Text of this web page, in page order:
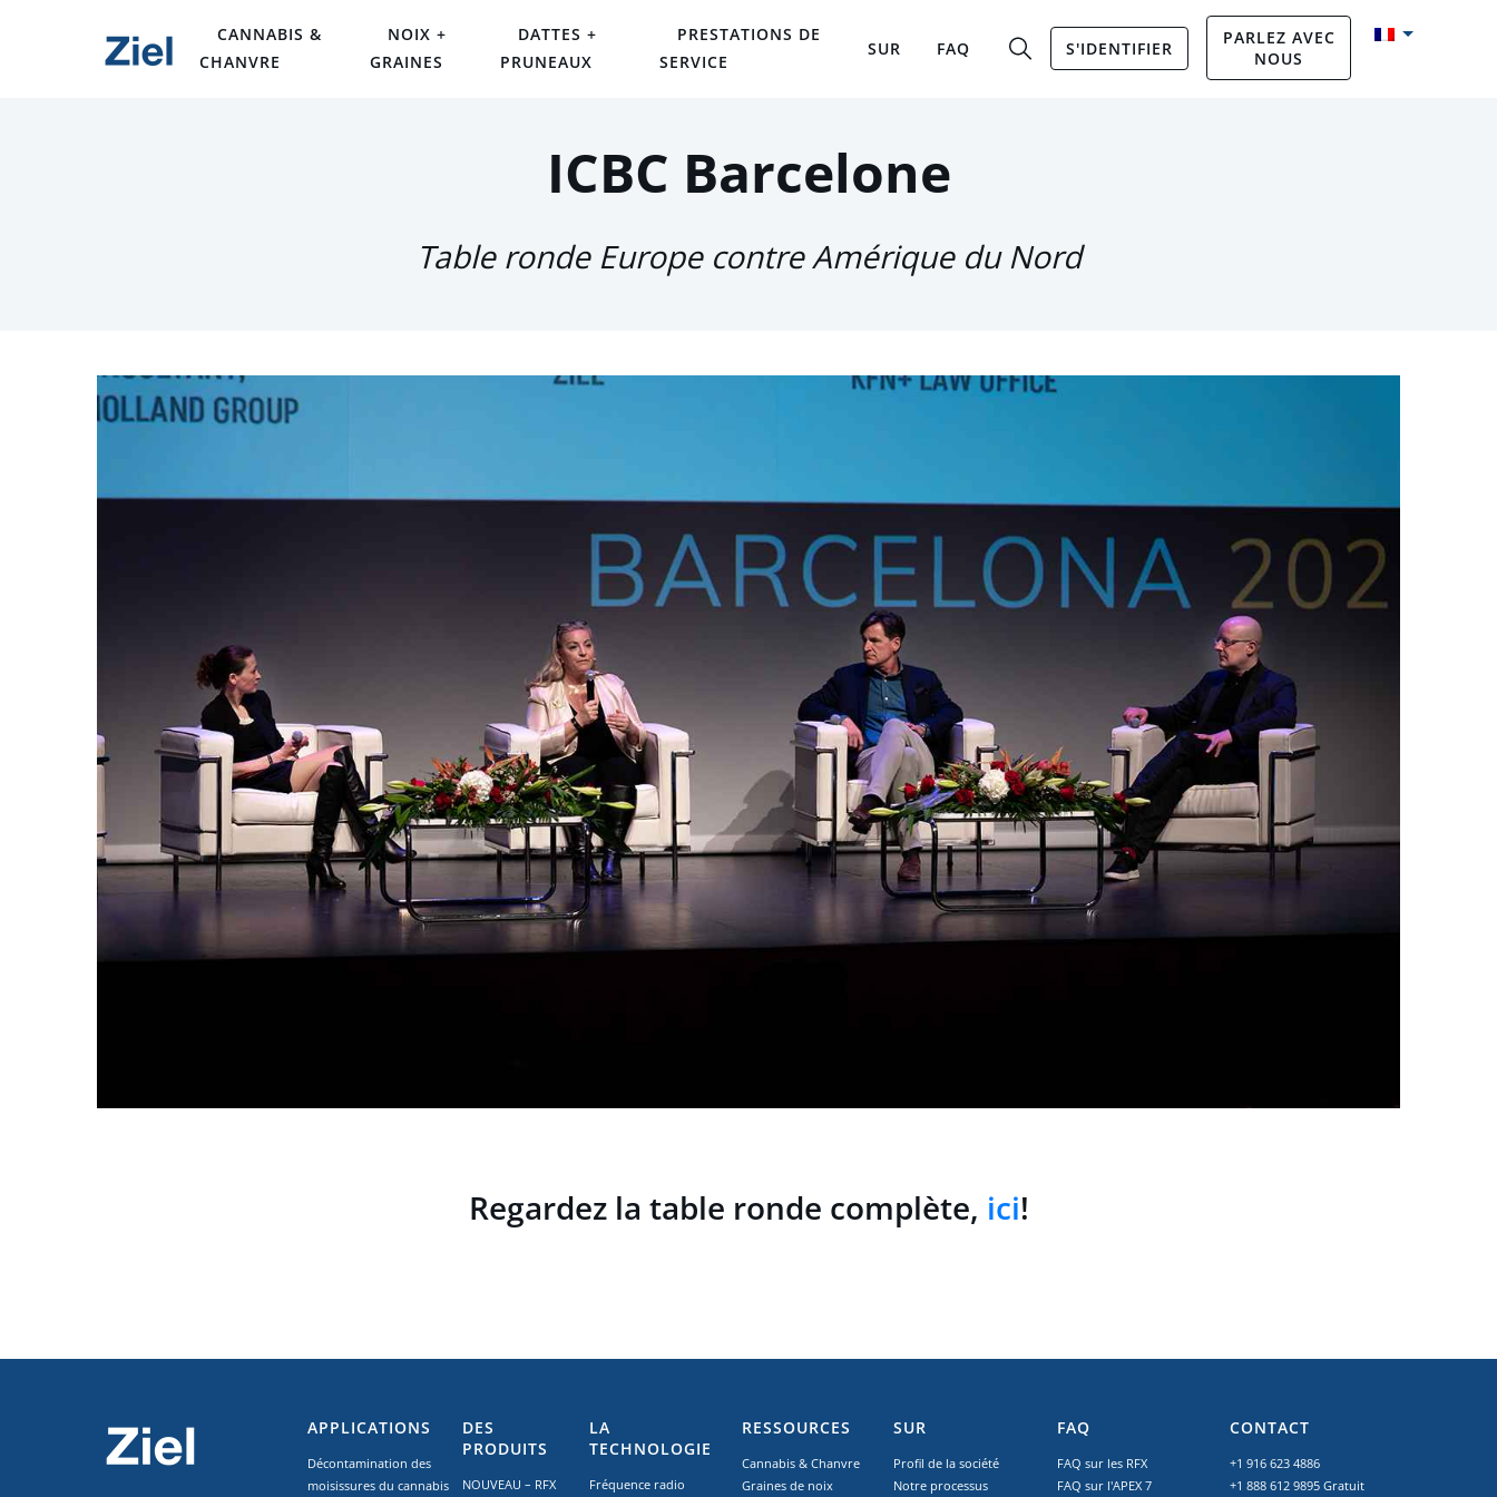
CANNABIS &
CHANVRE
NOIX +
GRAINES
DATTES +
PRUNEAUX
PRESTATIONS DE
SERVICE
SUR FAQ S'IDENTIFIER
PARLEZ AVEC
NOUS
ICBC Barcelone
Table ronde Europe contre Amérique du Nord
Regardez la table ronde complète, ici!
APPLICATIONS
Décontamination des
moisissures du cannabis
DES
PRODUITS
NOUVEAU – RFX
LA
TECHNOLOGIE
Fréquence radio
RESSOURCES
Cannabis & Chanvre
Graines de noix
SUR
Profil de la société
Notre processus
FAQ
FAQ sur les RFX
FAQ sur l'APEX 7
CONTACT
+1 916 623 4886
+1 888 612 9895Gratuit